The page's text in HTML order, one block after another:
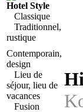
Hotel Style
Classique
Traditionnel,
rustique
Contemporain,
design
Lieu de
séjour, lieu de
vacances
Fusion